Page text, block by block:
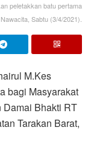
peletakkan batu pertama
Sabtu (3/4/2021).
M.Kes
bagi Masyarakat
Bhakti RT
Tarakan Barat,